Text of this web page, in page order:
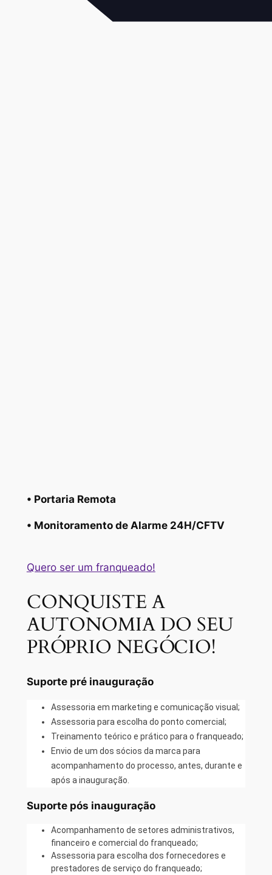
• Portaria Remota
• Monitoramento de Alarme 24H/CFTV
Quero ser um franqueado!
CONQUISTE A
AUTONOMIA DO SEU
PRÓPRIO NEGÓCIO!
Suporte pré inauguração
Assessoria em marketing e comunicação visual;
Assessoria para escolha do ponto comercial;
Treinamento teórico e prático para o franqueado;
Envio de um dos sócios da marca para
acompanhamento do processo, antes, durante e
após a inauguração.
Suporte pós inauguração
Acompanhamento de setores administrativos,
financeiro e comercial do franqueado;
Assessoria para escolha dos fornecedores e
prestadores de serviço do franqueado;